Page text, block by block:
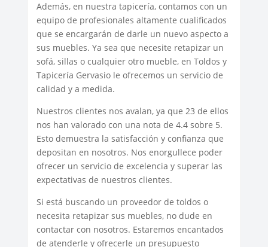
Además, en nuestra tapicería, contamos con un
equipo de profesionales altamente cualificados
que se encargarán de darle un nuevo aspecto a
sus muebles. Ya sea que necesite retapizar un
sofá, sillas o cualquier otro mueble, en Toldos y
Tapicería Gervasio le ofrecemos un servicio de
calidad y a medida.
Nuestros clientes nos avalan, ya que 23 de ellos
nos han valorado con una nota de 4.4 sobre 5.
Esto demuestra la satisfacción y confianza que
depositan en nosotros. Nos enorgullece poder
ofrecer un servicio de excelencia y superar las
expectativas de nuestros clientes.
Si está buscando un proveedor de toldos o
necesita retapizar sus muebles, no dude en
contactar con nosotros. Estaremos encantados
de atenderle y ofrecerle un presupuesto